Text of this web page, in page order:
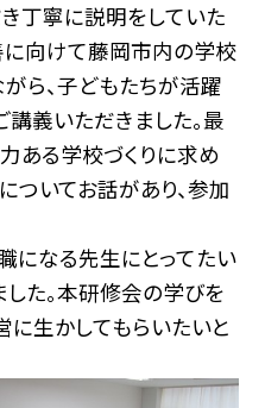
丁寧に説明をしていた
に向けて藤岡市内の学校
ら、子どもたちが活躍
講義いただきました。最
ある学校づくりに求め
ついてお話があり、参加
になる先生にとってたい
た。本研修会の学びを
生かしてもらいたいと